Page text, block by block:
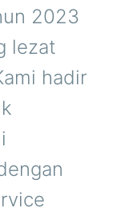
2023
lezat
hadir